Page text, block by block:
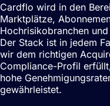
Cardflo wird in den
Marktplätze,
Hochrisikobranchen
Der Stack ist in jedem
wir dem richtigen
Compliance-Profil
hohe
gewährleistet.